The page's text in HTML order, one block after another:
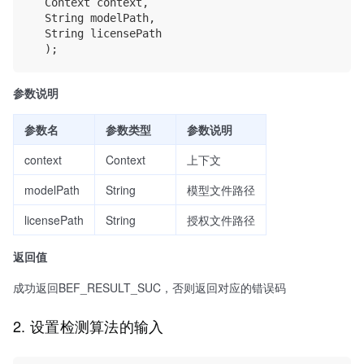
参数说明
参数名 参数类型
参数说明
context
Context
上下文
modelPath
String
模型文件路径
licensePath
String 授权文件路径
返回值
成功返回BEF_RESULT_SUC，否则返回对应的错误码
2. 设置检测算法的输入